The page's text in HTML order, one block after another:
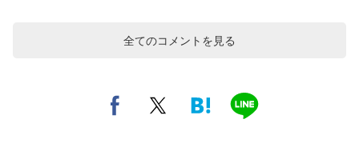
全てのコメントを見る